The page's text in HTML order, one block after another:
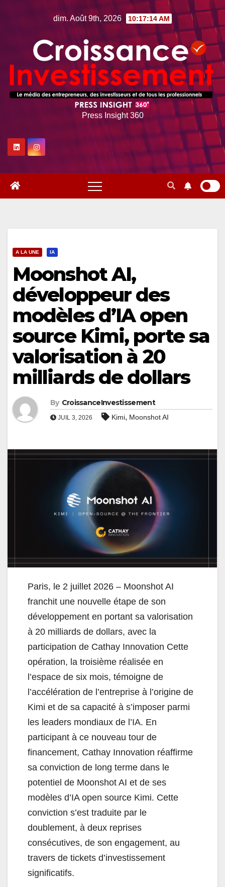
dim. Août 9th, 2026 10:17:16 AM
Press Insight 360
A LA UNE IA
Moonshot AI,
développeur des
modèles d’IA open
source Kimi, porte sa
valorisation à 20
milliards de dollars
By CroissanceInvestissement
JUIL 3, 2026 Kimi, Moonshot AI
Paris, le 2 juillet 2026 – Moonshot AI
franchit une nouvelle étape de son
développement en portant sa valorisation
à 20 milliards de dollars, avec la
participation de Cathay Innovation Cette
opération, la troisième réalisée en
l’espace de six mois, témoigne de
l’accélération de l’entreprise à l’origine de
Kimi et de sa capacité à s’imposer parmi
les leaders mondiaux de l’IA. En
participant à ce nouveau tour de
financement, Cathay Innovation réaffirme
sa conviction de long terme dans le
potentiel de Moonshot AI et de ses
modèles d’IA open source Kimi. Cette
conviction s’est traduite par le
doublement, à deux reprises
consécutives, de son engagement, au
travers de tickets d’investissement
significatifs.